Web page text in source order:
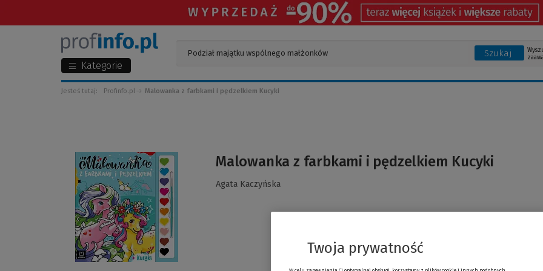
Kategorie
Szukaj
Jesteś tutaj: Profinfo.pl Malowanka z farbkami i pędzelkiem Kucyki
Malowanka z farbkami i pędzelkiem Kucyki
Agata Kaczyńska
Twoja prywatność